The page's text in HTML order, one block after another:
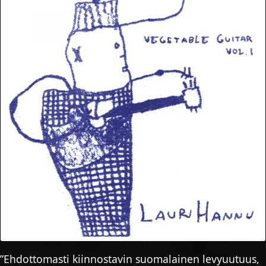
Ehdottomasti kiinnostavin suomalainen levyuutuus,